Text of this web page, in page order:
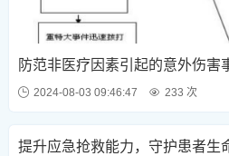
防范非医疗因素引起的意外伤害
2024-08-03 09:46:47 233 次
提升应急抢救能力，守护患者生